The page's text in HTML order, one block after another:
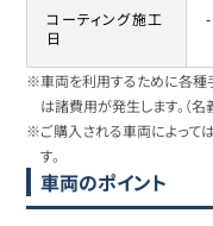
コーティング施工
日
-
※車両を利用するために各種
は諸費用が発生します。（名
※ご購入される車両によって
す。
車両のポイント